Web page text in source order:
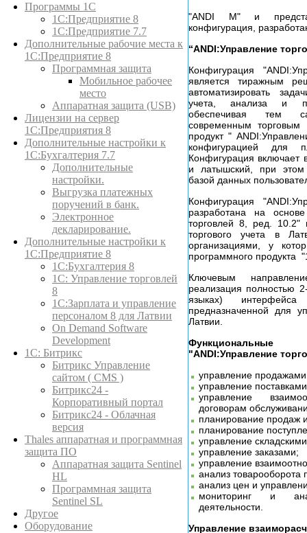
Программы 1С
1С:Предприятие 8
1С:Предприятие 7.7
Дополнительные рабочие места к
1С:Предприятие 8
Программная защита
Мобильное рабочее
место
Аппаратная защита (USB)
Лицензии на сервер
1С:Предприятия 8
Дополнительные настройки к
1С:Бухгалтерия 7.7
Дополнительные
настройки.
Выгрузка платежных
поручений в банк.
Электронное
декларирование.
Дополнительные настройки к
1С:Предприятие 8
1С:Бухгалтерия 8
1C: Управление торговлей
8
1С:Зарплата и управление
персоналом 8 для Латвии
On Demand Software
Development
1С: Битрикс
Битрикс Управление
сайтом ( CMS )
Битрикс24 -
Корпоративный портал
Битрикс24 - Облачная
версия
Thales аппаратная и программная
защита ПО
Аппаратная защита Sentinel
HL
Программная защита
Sentinel SL
Другое
Оборудование
"ANDI M" и
конфигурация,
“ANDI:Управление
Конфигурация
является тиражным
автоматизировать
учета, анализа и
обеспечивая тем
современным торговым
продукт "
конфигурацией для
Конфигурация включает
и латышский, при
базой данных
Конфигурация
разработана на
торговлей 8, ред. 10.2"
торгового учета в
организациями, у
программного продукта
Ключевым
реализация полностью
языках)
предназначенной для
Латвии.
Функциональные
"ANDI:Управление
управление
управление
управление
договорам
планирование продаж
планирование
управление
управление заказами;
управление
анализ товарооборота
анализ цен и
мониторинг и
деятельности.
Управление